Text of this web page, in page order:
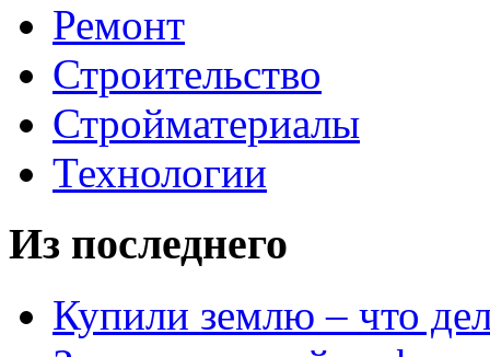
Ремонт
Строительство
Стройматериалы
Технологии
Из последнего
Купили землю – что